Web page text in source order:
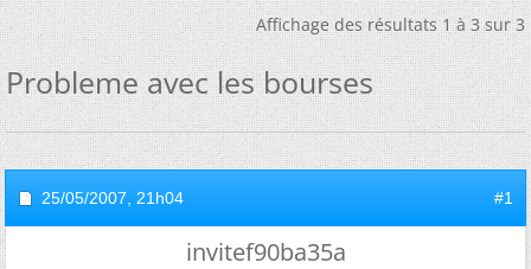
Affichage des résultats 1 à 3 sur 3
Probleme avec les bourses
25/05/2007, 21h04 #1
invitef90ba35a